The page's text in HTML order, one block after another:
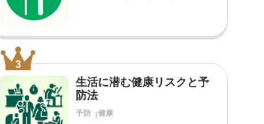
3
生活に潜む健康リスクと予
防法
予防 健康